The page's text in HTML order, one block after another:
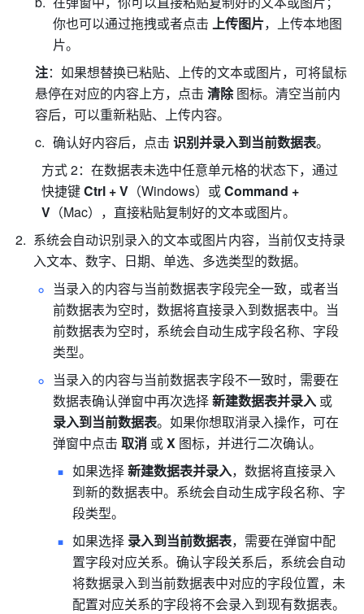
你也可以通过拖拽或者点击 上传图片，上传本地图
片。
注：如果想替换已粘贴、上传的文本或图片，可将鼠标
悬停在对应的内容上方，点击 清除 图标。清空当前内
容后，可以重新粘贴、上传内容。
确认好内容后，点击 识别并录入到当前数据表。
方式 2：在数据表未选中任意单元格的状态下，通过
快捷键 Ctrl +V （Windows）或 Command +
V （Mac），直接粘贴复制好的文本或图片。
系统会自动识别录入的文本或图片内容，当前仅支持录
入文本、数字、日期、单选、多选类型的数据。
当录入的内容与当前数据表字段完全一致，或者当
前数据表为空时，数据将直接录入到数据表中。当
前数据表为空时，系统会自动生成字段名称、字段
类型。
当录入的内容与当前数据表字段不一致时，需要在
数据表确认弹窗中再次选择 新建数据表并录入
录入到当前数据表。如果你想取消录入操作，可在
弹窗中点击 取消 或 X 图标，并进行二次确认。
如果选择 新建数据表并录入，数据将直接录入
到新的数据表中。系统会自动生成字段名称、字
段类型。
如果选择 录入到当前数据表，需要在弹窗中配
置字段对应关系。确认字段关系后，系统会自动
将数据录入到当前数据表中对应的字段位置，未
配置对应关系的字段将不会录入到现有数据表。